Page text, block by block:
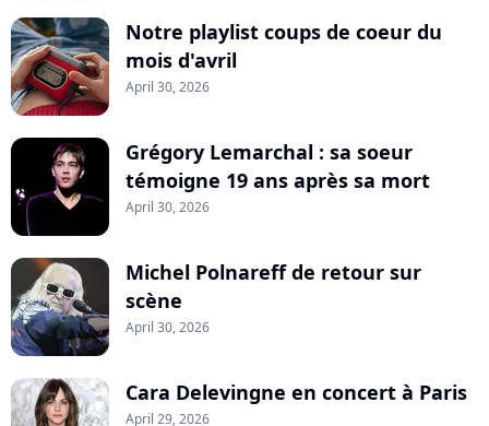
Notre playlist coups de coeur du
mois d'avril
April 30, 2026
Grégory Lemarchal : sa soeur
témoigne 19 ans après sa mort
April 30, 2026
Michel Polnareff de retour sur
scène
April 30, 2026
Cara Delevingne en concert à Paris
April 29, 2026